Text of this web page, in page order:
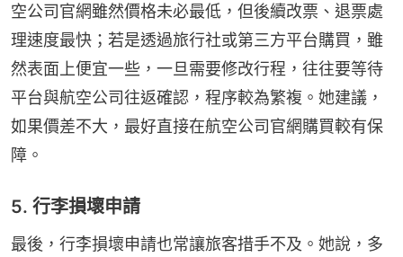
空公司官網雖然價格未必最低，但後續改票、退票處
理速度最快；若是透過旅行社或第三方平台購買，雖
然表面上便宜一些，一旦需要修改行程，往往要等待
平台與航空公司往返確認，程序較為繁複。她建議，
如果價差不大，最好直接在航空公司官網購買較有保
障。
5. 行李損壞申請
最後，行李損壞申請也常讓旅客措手不及。她說，多